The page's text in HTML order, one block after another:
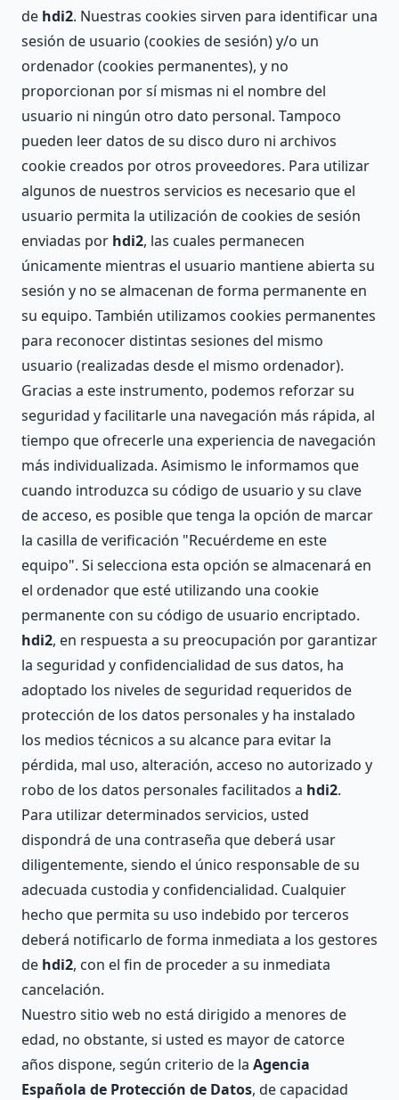
de hdi2. Nuestras cookies sirven para identificar una
sesión de usuario (cookies de sesión) y/o un
ordenador (cookies permanentes), y no
proporcionan por sí mismas ni el nombre del
usuario ni ningún otro dato personal. Tampoco
pueden leer datos de su disco duro ni archivos
cookie creados por otros proveedores. Para utilizar
algunos de nuestros servicios es necesario que el
usuario permita la utilización de cookies de sesión
enviadas por hdi2, las cuales permanecen
únicamente mientras el usuario mantiene abierta su
sesión y no se almacenan de forma permanente en
su equipo. También utilizamos cookies permanentes
para reconocer distintas sesiones del mismo
usuario (realizadas desde el mismo ordenador).
Gracias a este instrumento, podemos reforzar su
seguridad y facilitarle una navegación más rápida, al
tiempo que ofrecerle una experiencia de navegación
más individualizada. Asimismo le informamos que
cuando introduzca su código de usuario y su clave
de acceso, es posible que tenga la opción de marcar
la casilla de verificación "Recuérdeme en este
equipo". Si selecciona esta opción se almacenará en
el ordenador que esté utilizando una cookie
permanente con su código de usuario encriptado.
hdi2, en respuesta a su preocupación por garantizar
la seguridad y confidencialidad de sus datos, ha
adoptado los niveles de seguridad requeridos de
protección de los datos personales y ha instalado
los medios técnicos a su alcance para evitar la
pérdida, mal uso, alteración, acceso no autorizado y
robo de los datos personales facilitados a hdi2.
Para utilizar determinados servicios, usted
dispondrá de una contraseña que deberá usar
diligentemente, siendo el único responsable de su
adecuada custodia y confidencialidad. Cualquier
hecho que permita su uso indebido por terceros
deberá notificarlo de forma inmediata a los gestores
de hdi2, con el fin de proceder a su inmediata
cancelación.
Nuestro sitio web no está dirigido a menores de
edad, no obstante, si usted es mayor de catorce
años dispone, según criterio de la Agencia
Española de Protección de Datos, de capacidad